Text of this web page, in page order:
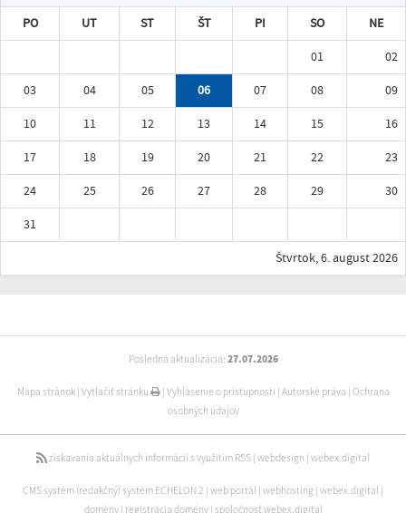
PO UT ST ŠT PI SO
NE
01
02
03
04 05 06 07 08
09
10
11 12 13 14 15
16
17
18 19 20 21 22
23
24
25 26 27 28 29
30
31
Štvrtok, 6. august 2026
Posledná aktualizácia: 27.07.2026
Mapa stránok| Vytlačiť stránku | Vyhlásenie o prístupnosti Autorské práva Ochrana
osobných údajov
získavania aktuálnych informácií s využitím RSS webdesign webex.digital
CMS systém (redakčný) systém ECHELON 2 web portál webhosting webex.digital
domény| registrácia domény| spoločnosť webex.digital